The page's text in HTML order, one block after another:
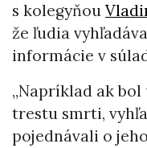
s kolegyňou
že ľudia
informácie v
„Napríklad ak
trestu smrti,
pojednávali o